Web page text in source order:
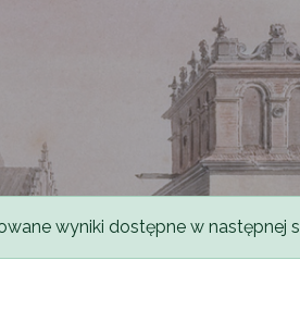
wyniki dostępne w następnej